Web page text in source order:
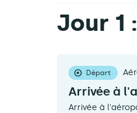
Jour 1
Départ
Arrivée à
Arrivée à